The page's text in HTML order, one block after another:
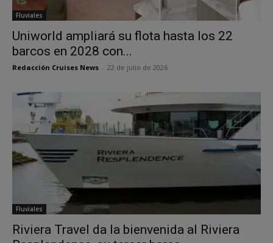
Fluviales
Uniworld ampliará su flota hasta los 22
barcos en 2028 con...
Redacción Cruises News 22 de julio de 2026
Fluviales
Riviera Travel da la bienvenida al Riviera